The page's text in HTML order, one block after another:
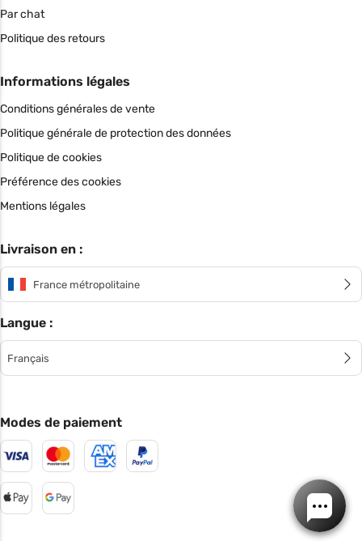
Par chat
Politique des retours
Informations légales
Conditions générales de vente
Politique générale de protection des données
Politique de cookies
Préférence des cookies
Mentions légales
Livraison en :
France métropolitaine
Langue :
Français
Modes de paiement